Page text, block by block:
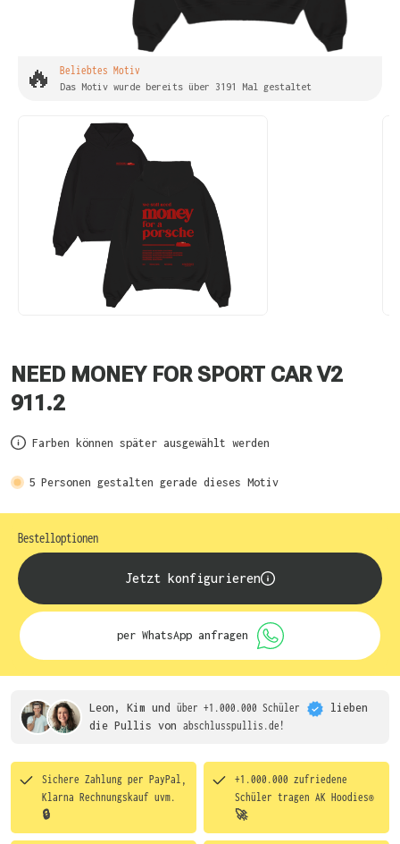
🔥 Beliebtes Motiv
Das Motiv wurde bereits über 3191 Mal gestaltet
NEED MONEY FOR SPORT CAR V2
911.2
Farben können später ausgewählt werden
5 Personen gestalten gerade dieses Motiv
Bestelloptionen
Jetzt konfigurieren
per WhatsApp anfragen
Leon, Kim und über +1.000.000 Schüler
lieben
die Pullis von abschlusspullis.de!
Sichere Zahlung per PayPal,
Klarna Rechnungskauf uvm.
🔒
+1.000.000 zufriedene
Schüler tragen AK Hoodies®
🚀